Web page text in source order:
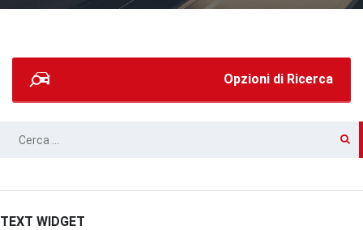
Opzioni di Ricerca
RICERCA
TEXT WIDGET